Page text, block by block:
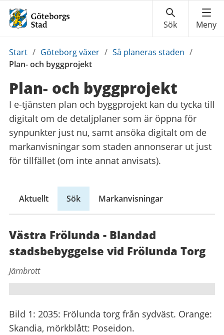
Du
är
Start / Göteborg växer / Så planeras staden /
Plan- och byggprojekt
Plan- och byggprojekt
I e-tjänsten plan och byggprojekt kan du tycka till
digitalt om de detaljplaner som är öppna för
synpunkter just nu, samt ansöka digitalt om de
markanvisningar som staden annonserar ut just
för tillfället (om inte annat anvisats).
Aktuellt Sök Markanvisningar
Västra Frölunda - Blandad
stadsbebyggelse vid Frölunda Torg
Järnbrott
Bild 1: 2035: Frölunda torg från sydväst. Orange:
Skandia, mörkblått: Poseidon.